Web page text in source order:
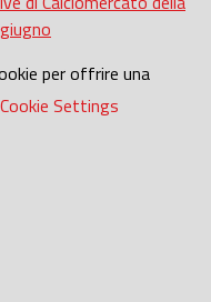
per offrire una
Cookie Settings